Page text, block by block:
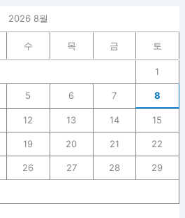
2026 8월
수 목 금 토
1
5 6 7 8
12 13 14 15
19 20 21 22
26 27 28 29